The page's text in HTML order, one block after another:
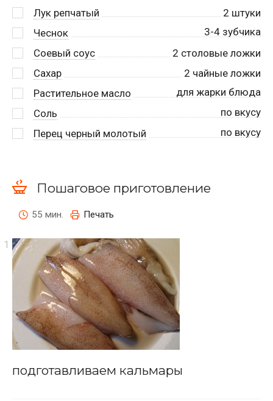
Лук репчатый
2 штуки
Чеснок
3-4 зубчика
Соевый соус
2 столовые ложки
Сахар
2 чайные ложки
Растительное масло
для жарки блюда
Соль
по вкусу
Перец черный молотый
по вкусу
Пошаговое приготовление
55 мин. Печать
подготавливаем кальмары